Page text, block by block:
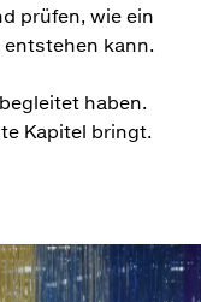
prüfen, wie ein
kann.
haben.
Kapitel bringt.